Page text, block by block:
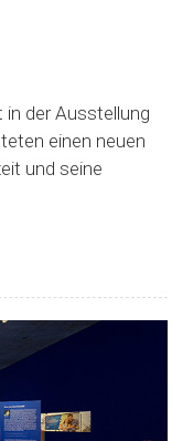
der Ausstellung
einen neuen
und seine